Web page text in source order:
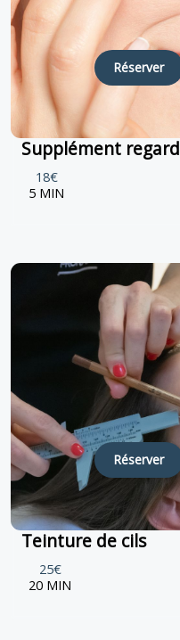
Réserver
Supplément regard
18€
5 MIN
Réserver
Teinture de cils
25€
20 MIN